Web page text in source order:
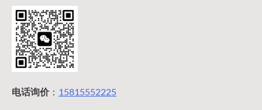
电话询价： 15815552225